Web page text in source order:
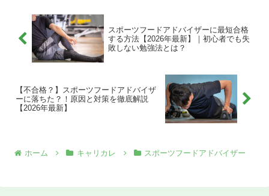
スポーツフードアドバイザーに最短合格
する方法【2026年最新】｜初心者でも失
敗しない勉強法とは？
【不合格？】スポーツフードアドバイザ
ーに落ちた？！原因と対策を徹底解説
【2026年最新】
ホーム キャリカレ スポーツフードアドバイザー